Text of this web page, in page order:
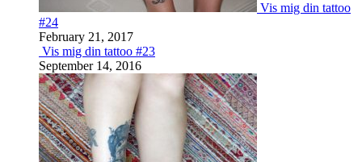
Vis mig din tattoo
#24
February 21, 2017
Vis mig din tattoo #23
September 14, 2016